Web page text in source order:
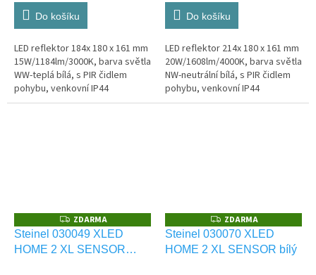
Do košíku
LED reflektor 184x 180 x 161 mm
15W/1184lm/3000K, barva světla
WW-teplá bílá, s PIR čidlem
pohybu, venkovní IP44
Do košíku
LED reflektor 214x 180 x 161 mm
20W/1608lm/4000K, barva světla
NW-neutrální bílá, s PIR čidlem
pohybu, venkovní IP44
Z
D
A
ZDARMA
Steinel 030049 XLED
HOME 2 XL SENSOR
Z
D
A
ZDARMA
Steinel 030070 XLED
HOME 2 XL SENSOR bílý